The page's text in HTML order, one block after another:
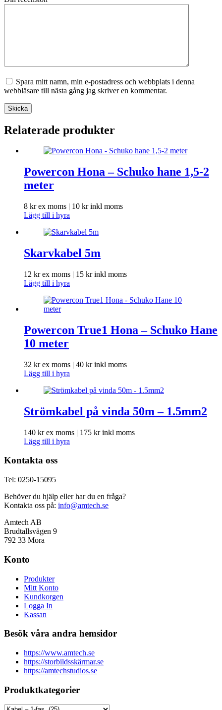
Spara mitt namn, min e-postadress och webbplats i denna
webbläsare till nästa gång jag skriver en kommentar.
Skicka
Relaterade produkter
Powercon Hona – Schuko hane 1,5-2
meter
8 krex moms | 10 krinkl moms
Lägg till i hyra
Skarvkabel 5m
12 krex moms | 15 krinkl moms
Lägg till i hyra
Powercon True1 Hona – Schuko Hane
10 meter
32 krex moms | 40 krinkl moms
Lägg till i hyra
Strömkabel på vinda 50m – 1.5mm2
140 krex moms | 175 krinkl moms
Lägg till i hyra
Kontakta oss
Tel: 0250-15095
Behöver du hjälp eller har du en fråga?
Kontakta oss på: info@amtech.se
Amtech AB
Brudtallsvägen 9
792 33 Mora
Konto
Produkter
Mitt Konto
Kundkorgen
Logga In
Kassan
Besök våra andra hemsidor
https://www.amtech.se
https://storbildsskärmar.se
https://amtechstudios.se
Produktkategorier